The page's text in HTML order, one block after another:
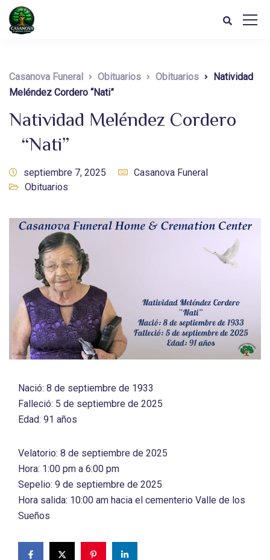
Casanova Funeral Obituarios Obituarios
Natividad
Meléndez Cordero “Nati”
Natividad Meléndez Cordero
“Nati”
septiembre 7, 2025
Casanova Funeral
Obituarios
Nació: 8 de septiembre de 1933
Falleció: 5 de septiembre de 2025
Edad: 91 años
Velatorio: 8 de septiembre de 2025
Hora: 1:00 pm a 6:00 pm
Sepelio: 9 de septiembre de 2025
Hora salida: 10:00 am hacia el cementerio Valle de los
Sueños